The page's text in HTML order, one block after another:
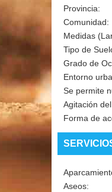
Provincia:
Comunidad:
Medidas
Tipo de
Grado de
Entorno
Se permite
Agitación
Forma de
Aseos: